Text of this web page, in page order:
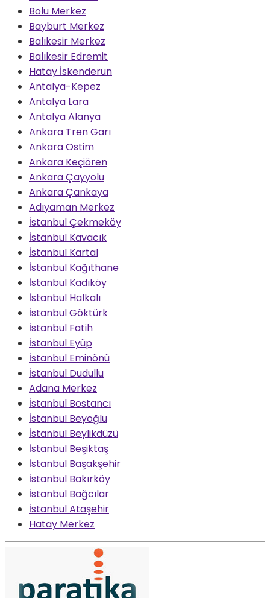
Bolu Merkez
Bayburt Merkez
Balıkesir Merkez
Balıkesir Edremit
Hatay İskenderun
Antalya-Kepez
Antalya Lara
Antalya Alanya
Ankara Tren Garı
Ankara Ostim
Ankara Keçiören
Ankara Çayyolu
Ankara Çankaya
Adıyaman Merkez
İstanbul Çekmeköy
İstanbul Kavacık
İstanbul Kartal
İstanbul Kağıthane
İstanbul Kadıköy
İstanbul Halkalı
İstanbul Göktürk
İstanbul Fatih
İstanbul Eyüp
İstanbul Eminönü
İstanbul Dudullu
Adana Merkez
İstanbul Bostancı
İstanbul Beyoğlu
İstanbul Beylikdüzü
İstanbul Beşiktaş
İstanbul Başakşehir
İstanbul Bakırköy
İstanbul Bağcılar
İstanbul Ataşehir
Hatay Merkez